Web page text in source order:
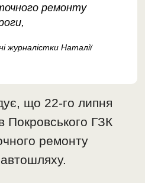
ремонту
журналістки Наталії
що 22-го липня
Покровського ГЗК
ремонту
автошляху.